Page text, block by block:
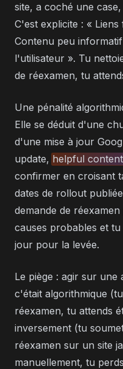
site, a coché une
C'est explicite : «
Contenu peu
l'utilisateur ». Tu
de réexamen, tu
Une pénalité
Elle se déduit d'une
d'une mise à jour
update, helpful
confirmer en croisant
dates de rollout
demande de
causes probables et
jour pour la levée.
Le piège : agir sur une
c'était algorithmique
réexamen, tu attends
inversement (tu
réexamen sur un site
manuellement, tu